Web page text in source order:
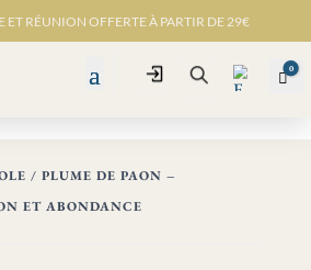
ET RÉUNION OFFERTE À PARTIR DE 29€
ConnexionRecherche
0
/ PLUME DE PAON –
ET ABONDANCE